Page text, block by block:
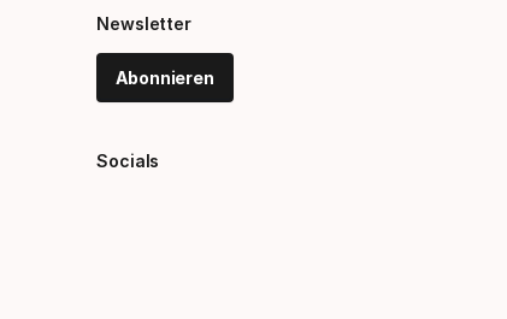
Newsletter
Abonnieren
Socials